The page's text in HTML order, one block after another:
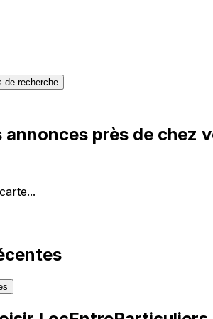
de recherche
annonces près de chez